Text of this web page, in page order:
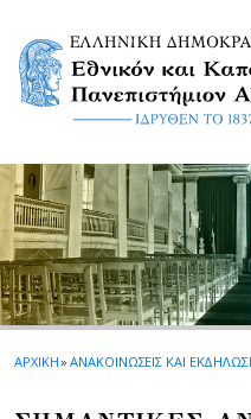
ΑΡΧΙΚΗ» ΑΝΑΚΟΙΝΩΣΕΙΣ ΚΑΙ